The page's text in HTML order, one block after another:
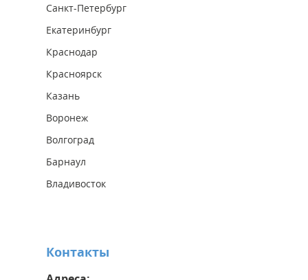
Санкт-Петербург
Екатеринбург
Краснодар
Красноярск
Казань
Воронеж
Волгоград
Барнаул
Владивосток
Контакты